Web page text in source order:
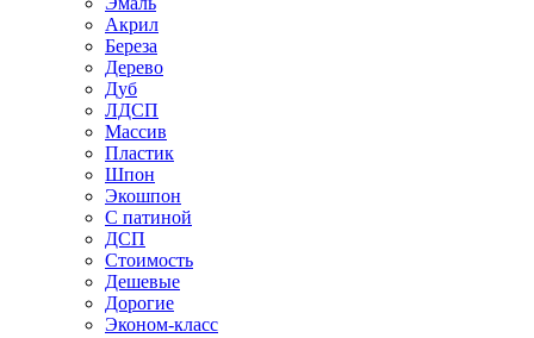
Акрил
Береза
Дерево
Дуб
ЛДСП
Массив
Пластик
Шпон
Экошпон
С патиной
ДСП
Стоимость
Дешевые
Дорогие
Эконом-класс